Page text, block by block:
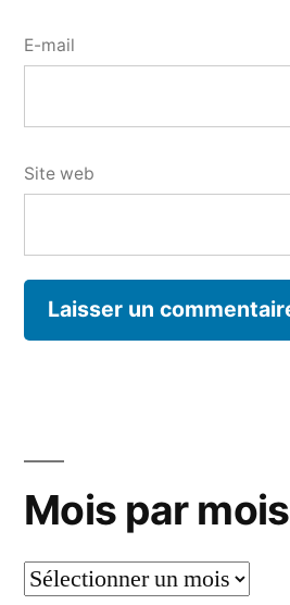
E-mail
Site web
Mois par mois
Mois